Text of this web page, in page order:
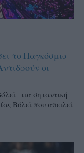
το Παγκόσμιο
οι
μια σημαντική
Βόλεϊ που απειλεί